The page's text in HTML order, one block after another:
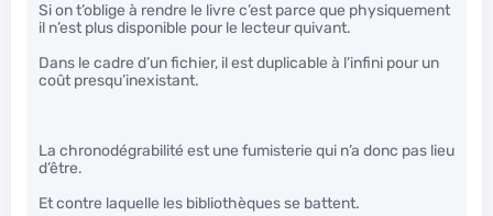
Si on t’oblige à rendre le livre c’est parce que physiquement
il n’est plus disponible pour le lecteur quivant.
Dans le cadre d’un fichier, il est duplicable à l’infini pour un
coût presqu’inexistant.
La chronodégrabilité est une fumisterie qui n’a donc pas lieu
d’être.
Et contre laquelle les bibliothèques se battent.